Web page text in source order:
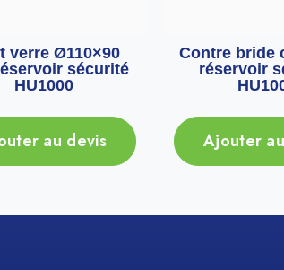
verre Ø110×90
sécurité
HU1000
au devis
Contre bride
réservoir
Ajouter